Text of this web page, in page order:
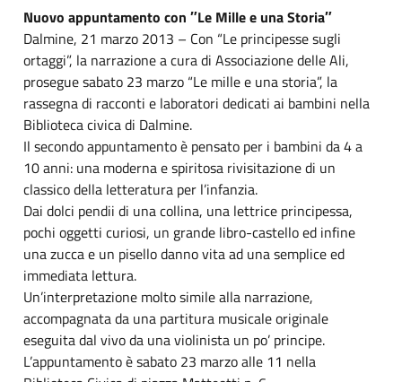
Nuovo appuntamento con ″Le Mille e una Storia″
Dalmine, 21 marzo 2013 – Con “Le principesse sugli
ortaggi”, la narrazione a cura di Associazione delle Ali,
prosegue sabato 23 marzo “Le mille e una storia”, la
rassegna di racconti e laboratori dedicati ai bambini nella
Biblioteca civica di Dalmine.
Il secondo appuntamento è pensato per i bambini da 4 a
10 anni: una moderna e spiritosa rivisitazione di un
classico della letteratura per l’infanzia.
Dai dolci pendii di una collina, una lettrice principessa,
pochi oggetti curiosi, un grande libro-castello ed infine
una zucca e un pisello danno vita ad una semplice ed
immediata lettura.
Un’interpretazione molto simile alla narrazione,
accompagnata da una partitura musicale originale
eseguita dal vivo da una violinista un po’ principe.
L’appuntamento è sabato 23 marzo alle 11 nella